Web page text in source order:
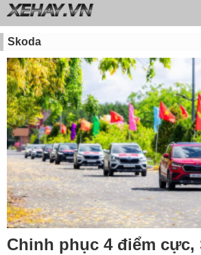
Skoda
Chinh phục 4 điểm cực,